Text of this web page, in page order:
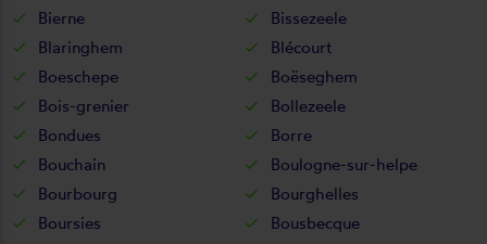
Bierne
Bissezeele
Blaringhem
Blécourt
Boeschepe
Boëseghem
Bois-grenier
Bollezeele
Bondues
Borre
Bouchain
Boulogne-sur-helpe
Bourbourg
Bourghelles
Boursies
Bousbecque